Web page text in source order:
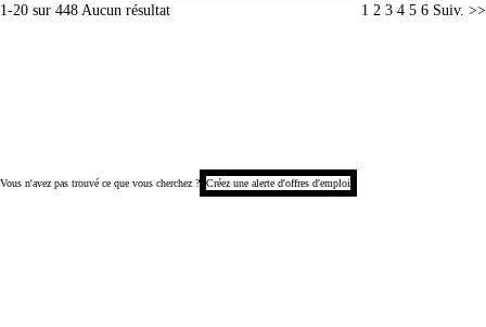
1-20 sur 448 Aucun résultat Page
1 2 3 4 5 6 Suiv. >>
Vous n'avez pas trouvé ce que vous cherchez ? Créez une alerte d'offres d'emploi